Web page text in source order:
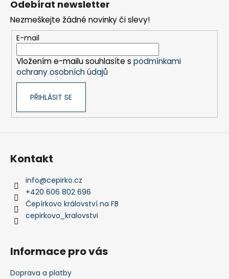
a
c
í
p
r
ý
p
Odebírat newsletter
Nezmeškejte žádné novinky či slevy!
E-mail
Vložením e-mailu souhlasíte s podmínkami
ochrany osobních údajů
PŘIHLÁSIT SE
Kontakt
info@cepirko.cz
+420 606 802 696
Čepírkovo království na FB
cepirkovo_kralovstvi
Informace pro vás
Doprava a platby